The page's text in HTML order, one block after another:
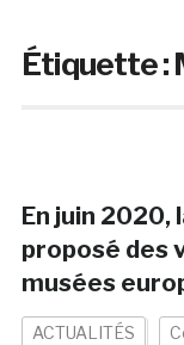
Étiquette :
En juin
proposé des
musées
ACTUALITÉS